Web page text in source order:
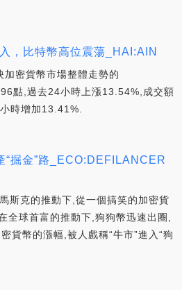
，比特幣高位震蕩_HAI:AIN
密貨幣市場整體走勢的
點,過去24小時上漲13.54%,成交額
時增加13.41%.
“掘金”路_ECO:DEFILANCER
斯克的推動下,從一個搞笑的加密貨
全球首富的推動下,狗狗幣迅速出圈,
貨幣的漲幅,被人戲稱“牛市”進入“狗